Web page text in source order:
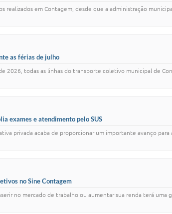
realizados em Contagem, desde que a administração
as férias de julho
2026, todas as linhas do transporte coletivo municipal de
exames e atendimento pelo SUS
privada acaba de proporcionar um importante avanço
no Sine Contagem
no mercado de trabalho ou aumentar sua renda terá